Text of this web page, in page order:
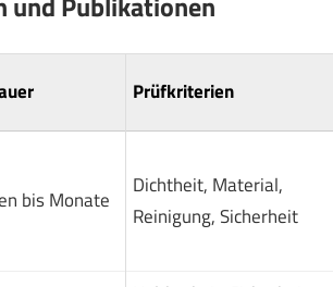
Prüfkriterien
bis Monate
Dichtheit, Material,
Reinigung, Sicherheit